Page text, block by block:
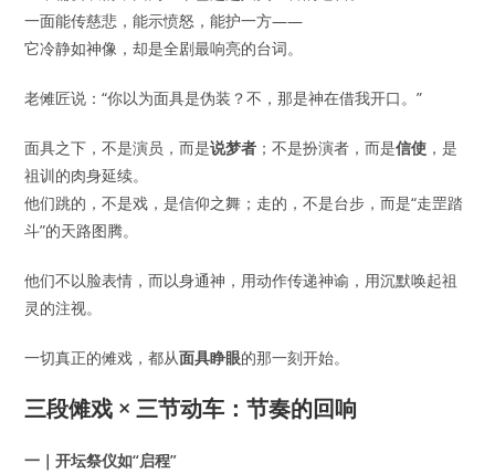
一面能传慈悲，能示愤怒，能护一方——
它冷静如神像，却是全剧最响亮的台词。
老傩匠说：“你以为面具是伪装？不，那是神在借我开口。”
面具之下，不是演员，而是说梦者 ；不是扮演者，而是信使 ，是
祖训的肉身延续。
他们跳的，不是戏，是信仰之舞；走的，不是台步，而是“走罡踏
斗”的天路图腾。
他们不以脸表情，而以身通神，用动作传递神谕，用沉默唤起祖
灵的注视。
一切真正的傩戏，都从面具睁眼的那一刻开始。
三段傩戏 × 三节动车：节奏的回响
一｜开坛祭仪如“启程”